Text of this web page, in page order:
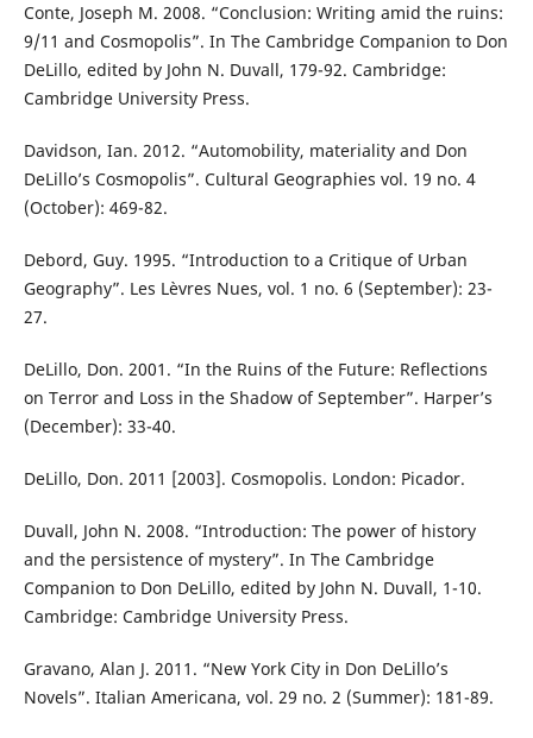
Conte, Joseph M. 2008. “Conclusion: Writing amid the ruins:
9/11 and Cosmopolis”. In The Cambridge Companion to Don
DeLillo, edited by John N. Duvall, 179-92. Cambridge:
Cambridge University Press.
Davidson, Ian. 2012. “Automobility, materiality and Don
DeLillo’s Cosmopolis”. Cultural Geographies vol. 19 no. 4
(October): 469-82.
Debord, Guy. 1995. “Introduction to a Critique of Urban
Geography”. Les Lèvres Nues, vol. 1 no. 6 (September): 23-
27.
DeLillo, Don. 2001. “In the Ruins of the Future: Reflections
on Terror and Loss in the Shadow of September”. Harper’s
(December): 33-40.
DeLillo, Don. 2011 [2003]. Cosmopolis. London: Picador.
Duvall, John N. 2008. “Introduction: The power of history
and the persistence of mystery”. In The Cambridge
Companion to Don DeLillo, edited by John N. Duvall, 1-10.
Cambridge: Cambridge University Press.
Gravano, Alan J. 2011. “New York City in Don DeLillo’s
Novels”. Italian Americana, vol. 29 no. 2 (Summer): 181-89.